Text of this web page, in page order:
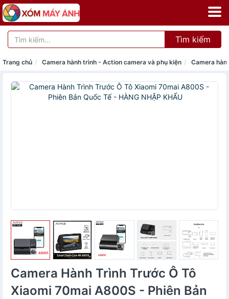
Tìm kiếm
Trang chủ Camera hành trình - Action camera và phụ kiện Camera
Camera Hành Trình Trước Ô Tô
Xiaomi 70mai A800S - Phiên Bản